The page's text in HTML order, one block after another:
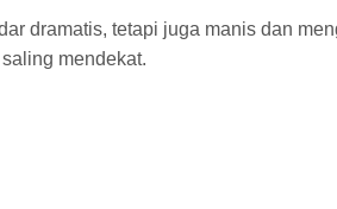
dramatis, tetapi juga manis dan
mendekat.